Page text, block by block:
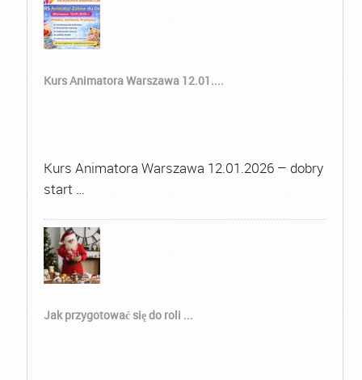
Kurs Animatora Warszawa 12.01....
Kurs Animatora Warszawa 12.01.2026 – dobry
start …
Jak przygotować się do roli ...